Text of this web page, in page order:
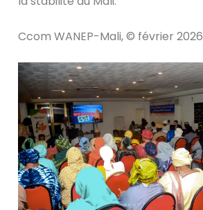
Ccom WANEP-Mali, © février 2026